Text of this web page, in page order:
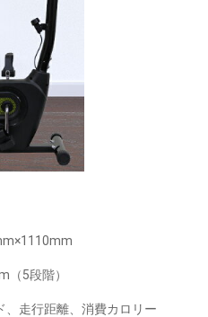
（5段階）
、走行距離、消費カロリー